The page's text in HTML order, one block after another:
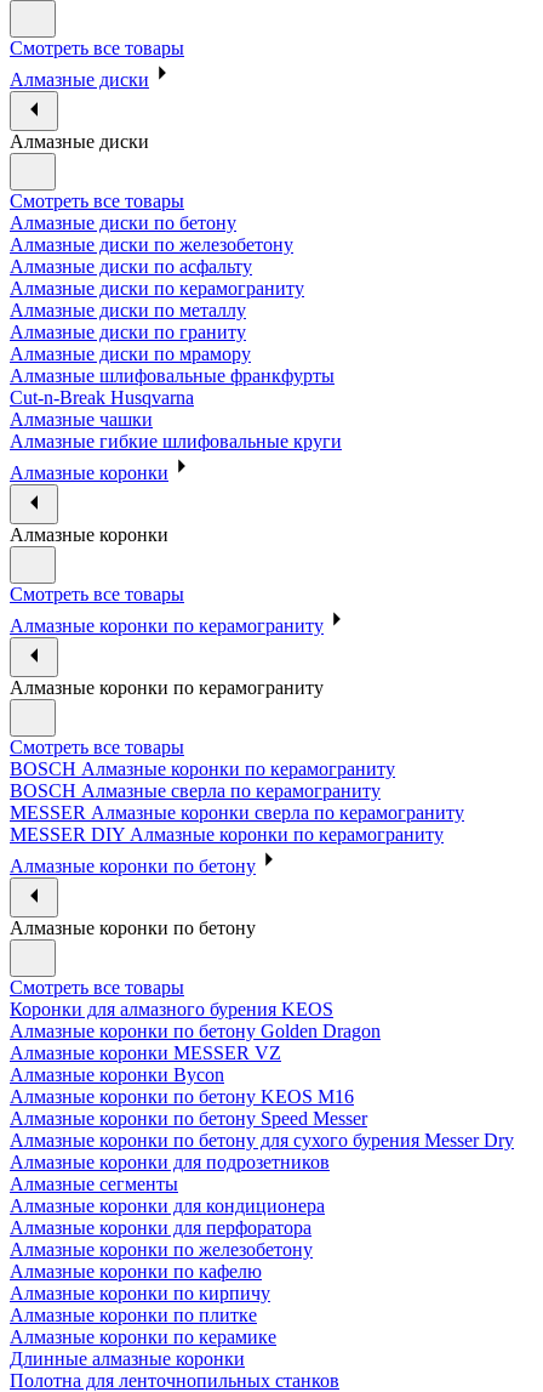
Смотреть все товары
Алмазные диски
Алмазные диски
Смотреть все товары
Алмазные диски по бетону
Алмазные диски по железобетону
Алмазные диски по асфальту
Алмазные диски по керамограниту
Алмазные диски по металлу
Алмазные диски по граниту
Алмазные диски по мрамору
Алмазные шлифовальные франкфурты
Cut-n-Break Husqvarna
Алмазные чашки
Алмазные гибкие шлифовальные круги
Алмазные коронки
Алмазные коронки
Смотреть все товары
Алмазные коронки по керамограниту
Алмазные коронки по керамограниту
Смотреть все товары
BOSCH Алмазные коронки по керамограниту
BOSCH Алмазные сверла по керамограниту
MESSER Алмазные коронки сверла по керамограниту
MESSER DIY Алмазные коронки по керамограниту
Алмазные коронки по бетону
Алмазные коронки по бетону
Смотреть все товары
Коронки для алмазного бурения KEOS
Алмазные коронки по бетону Golden Dragon
Алмазные коронки MESSER VZ
Алмазные коронки Bycon
Алмазные коронки по бетону KEOS M16
Алмазные коронки по бетону Speed Messer
Алмазные коронки по бетону для сухого бурения Messer Dry
Алмазные коронки для подрозетников
Алмазные сегменты
Алмазные коронки для кондиционера
Алмазные коронки для перфоратора
Алмазные коронки по железобетону
Алмазные коронки по кафелю
Алмазные коронки по кирпичу
Алмазные коронки по плитке
Алмазные коронки по керамике
Длинные алмазные коронки
Полотна для ленточнопильных станков